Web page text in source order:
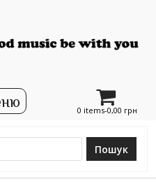
0 items-0,00 грн
Пошук